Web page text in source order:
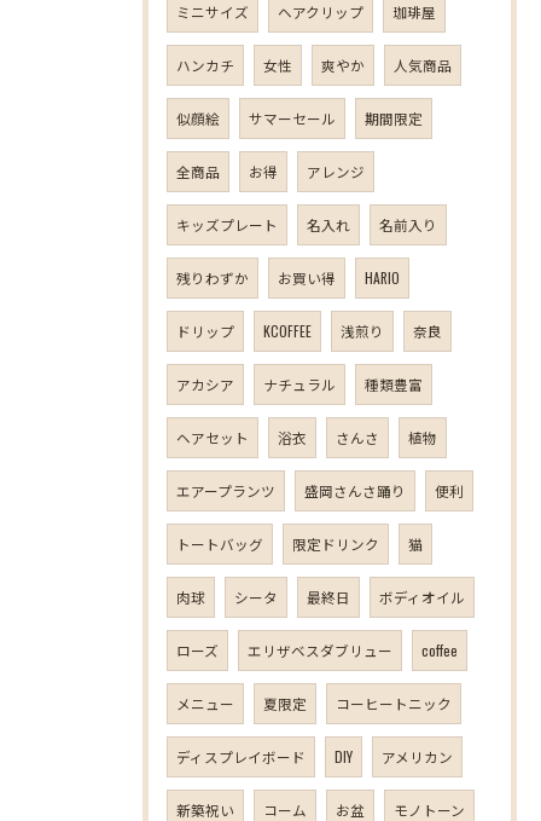
ミニサイズ ヘアクリップ 珈琲屋
ハンカチ 女性 爽やか 人気商品
似顔絵 サマーセール 期間限定
全商品 お得 アレンジ
キッズプレート 名入れ 名前入り
残りわずか お買い得 HARIO
ドリップ KCOFFEE 浅煎り 奈良
アカシア ナチュラル 種類豊富
ヘアセット 浴衣 さんさ 植物
エアープランツ 盛岡さんさ踊り 便利
トートバッグ 限定ドリンク 猫
肉球 シータ 最終日 ボディオイル
ローズ エリザベスダブリュー coffee
メニュー 夏限定 コーヒートニック
ディスプレイボード DIY アメリカン
新築祝い コーム お盆 モノトーン